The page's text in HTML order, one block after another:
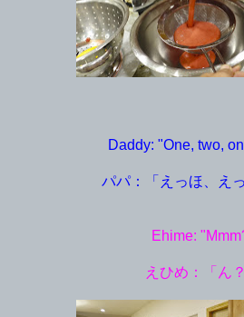
Daddy: "One, two,
パパ：「えっほ、え
Ehime:
えひめ：「ん？